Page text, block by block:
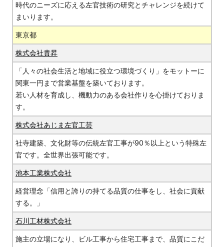
時代のニーズに応える左官技術の研究とチャレンジを続けて
まいります。
東京都
株式会社貴昇
「人々の社会生活と地域に役立つ環境づくり」をモットーに
関東一円まで営業基盤を築いております。
若い人材を育成し、機動力のある会社作りを心掛けておりま
す。
株式会社あじま左官工芸
社寺建築、文化財等の伝統左官工事が90％以上という特殊左
官です。全世界出張可能です。
池本工業株式会社
経営理念「信用と誇りの持てる品質の仕事をし、社会に貢献
する。」
石川工材株式会社
施主の立場になり、ビル工事から住宅工事まで、品質にこだ